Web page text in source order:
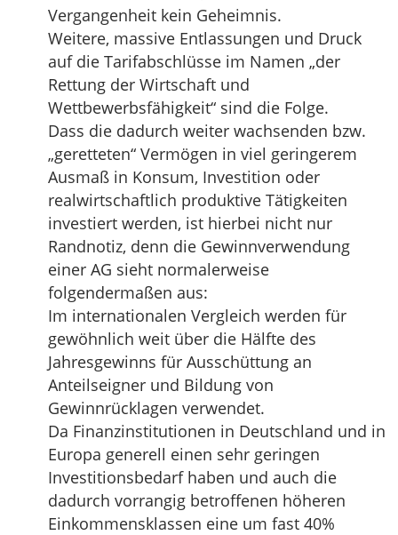
Vergangenheit kein Geheimnis.
Weitere, massive Entlassungen und Druck
auf die Tarifabschlüsse im Namen „der
Rettung der Wirtschaft und
Wettbewerbsfähigkeit“ sind die Folge.
Dass die dadurch weiter wachsenden bzw.
„geretteten“ Vermögen in viel geringerem
Ausmaß in Konsum, Investition oder
realwirtschaftlich produktive Tätigkeiten
investiert werden, ist hierbei nicht nur
Randnotiz, denn die Gewinnverwendung
einer AG sieht normalerweise
folgendermaßen aus:
Im internationalen Vergleich werden für
gewöhnlich weit über die Hälfte des
Jahresgewinns für Ausschüttung an
Anteilseigner und Bildung von
Gewinnrücklagen verwendet.
Da Finanzinstitutionen in Deutschland und in
Europa generell einen sehr geringen
Investitionsbedarf haben und auch die
dadurch vorrangig betroffenen höheren
Einkommensklassen eine um fast 40%